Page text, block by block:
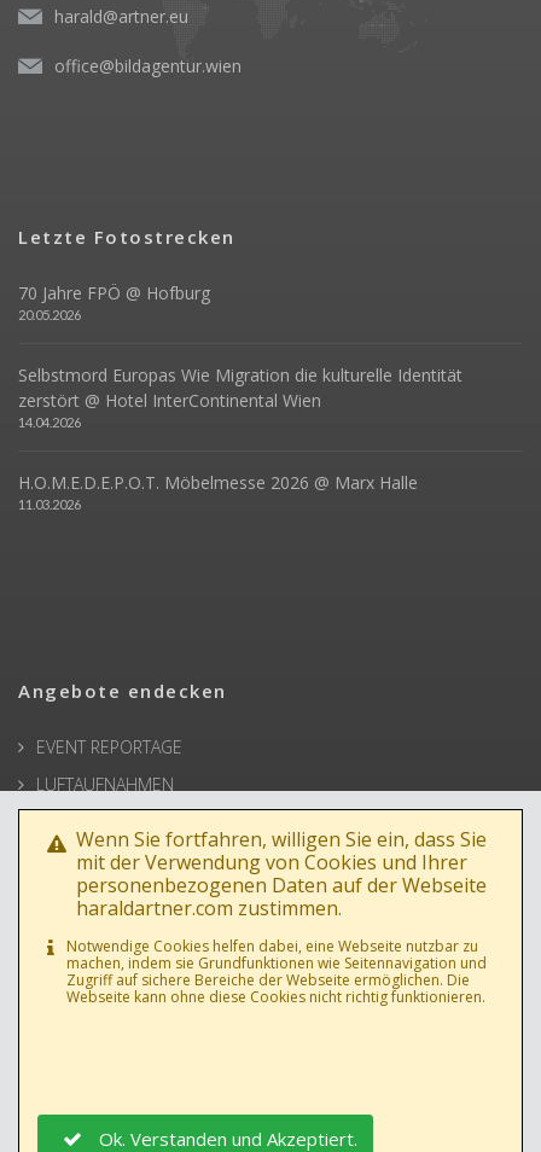
harald@artner.eu
office@bildagentur.wien
Letzte Fotostrecken
70 Jahre FPÖ @ Hofburg
20.05.2026
Selbstmord Europas Wie Migration die kulturelle Identität
zerstört @ Hotel InterContinental Wien
14.04.2026
H.O.M.E.D.E.P.O.T. Möbelmesse 2026 @ Marx Halle
11.03.2026
Angebote endecken
EVENT REPORTAGE
LUFTAUFNAHMEN
BUSINESSPORTRAIT
WERBEFOTOS
PRESSE
Wenn Sie fortfahren, willigen Sie ein, dass Sie
mit der Verwendung von Cookies und Ihrer
personenbezogenen Daten auf der Webseite
haraldartner.com zustimmen.
Notwendige Cookies helfen dabei, eine Webseite nutzbar zu
machen, indem sie Grundfunktionen wie Seitennavigation und
Zugriff auf sichere Bereiche der Webseite ermöglichen. Die
Webseite kann ohne diese Cookies nicht richtig funktionieren.
Ok. Verstanden und Akzeptiert.